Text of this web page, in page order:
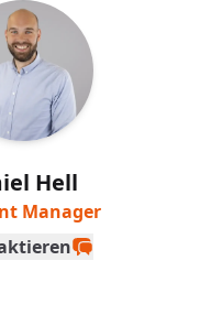
Hell
Manager